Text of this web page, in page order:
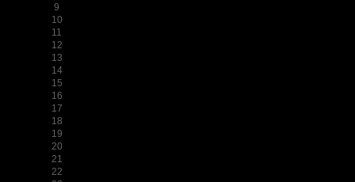
9
10
11
12
13
14
15
16
17
18
19
20
21
22